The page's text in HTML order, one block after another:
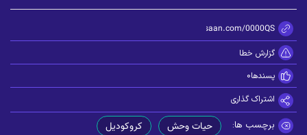
https://zisaan.com/0000QS
گزارش خطا
پسندها0
اشتراک گذاری
برچسب ها: حیات وحش کروکودیل